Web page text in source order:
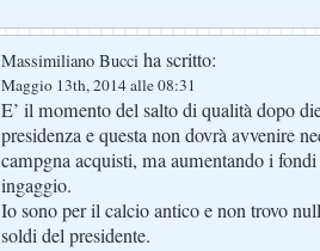
Massimiliano Bucci ha scritto:
Maggio 13th, 2014 alle 08:31
E’ il momento del salto di qualità dopo
presidenza e questa non dovrà avvenire
campgna acquisti, ma aumentando i
ingaggio.
Io sono per il calcio antico e non trovo
soldi del presidente.